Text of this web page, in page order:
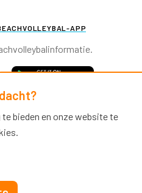
APP
bieden en onze website te